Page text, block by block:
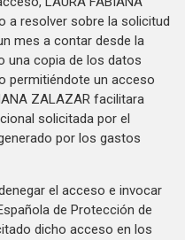
a resolver sobre la solicitud
mes a contar desde la
una copia de los datos
permitiéndote un acceso
ZALAZAR facilitara
solicitada por el
por los gastos
el acceso e invocar
de Protección de
dicho acceso en los